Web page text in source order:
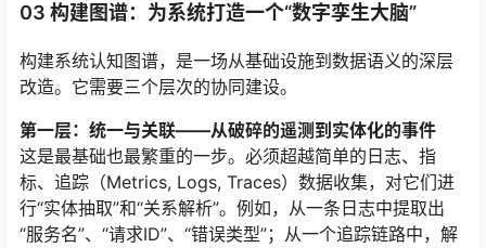
03 构建图谱：为系统打造一个“数字孪生大脑”
构建系统认知图谱，是一场从基础设施到数据语义的深层
改造。它需要三个层次的协同建设。
第一层：统一与关联——从破碎的遥测到实体化的事件
这是最基础也最繁重的一步。必须超越简单的日志、指
标、追踪（Metrics, Logs, Traces）数据收集，对它们进
行“实体抽取”和“关系解析”。例如，从一条日志中提取出
“服务名”、“请求ID”、“错误类型”；从一个追踪链路中，解